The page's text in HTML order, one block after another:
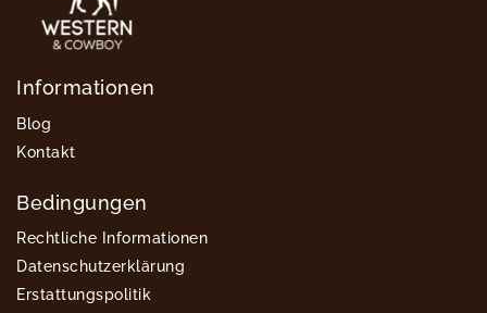
Informationen
Blog
Kontakt
Bedingungen
Rechtliche Informationen
Datenschutzerklärung
Erstattungspolitik